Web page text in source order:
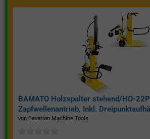
BAMATO Holzspalter stehend/HO-
Zapfwellenantrieb, Inkl.
Spaltkraft 22 Tonnen*
von Bavarian Machine Tools